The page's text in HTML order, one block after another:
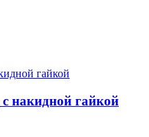
накидной гайкой